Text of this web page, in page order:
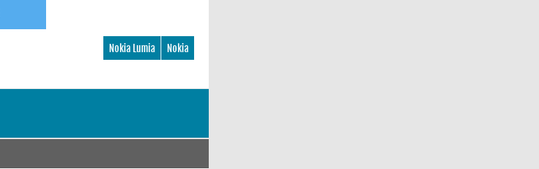
Nokia
Nokia Lumia